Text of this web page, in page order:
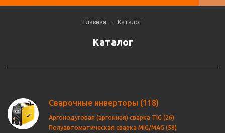
Главная - Каталог
Каталог
Сварочные инверторы (118)
Аргонодуговая (аргонная) сварка TIG (26)
Полуавтоматическая сварка MIG/MAG (58)